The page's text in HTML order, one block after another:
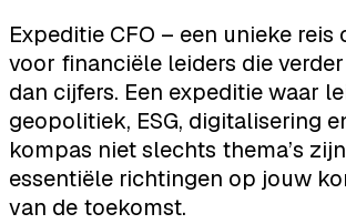
Expeditie CFO – een unieke reis
voor financiële leiders die
dan cijfers. Een expeditie waar
geopolitiek, ESG, digitalisering
kompas niet slechts thema’s
essentiële richtingen op jouw
van de toekomst.